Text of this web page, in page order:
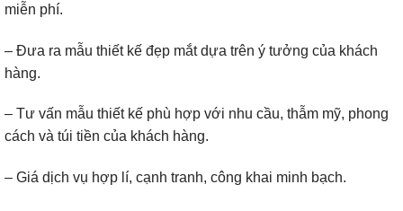
miễn phí.
– Đưa ra mẫu thiết kế đẹp mắt dựa trên ý tưởng của khách
hàng.
– Tư vấn mẫu thiết kế phù hợp với nhu cầu, thẫm mỹ, phong
cách và túi tiền của khách hàng.
– Giá dịch vụ hợp lí, cạnh tranh, công khai minh bạch.